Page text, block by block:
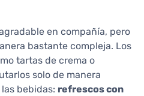
en compañía, pero
bastante compleja. Los
tartas de crema o
solo de manera
bebidas: refrescos con